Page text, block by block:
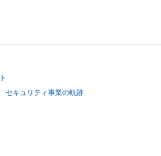
セキュリティ事業の軌跡